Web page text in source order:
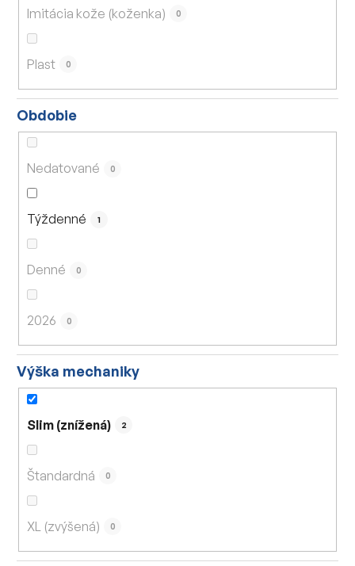
Imitácia kože (koženka) 0
Plast 0
Obdobie
Nedatované 0
Týždenné 1
Denné 0
2026 0
Výška mechaniky
Slim (znížená) 2
Štandardná 0
XL (zvýšená) 0